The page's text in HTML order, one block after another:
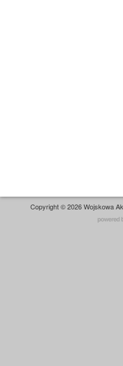
Copyright © 2026 Wojskowa